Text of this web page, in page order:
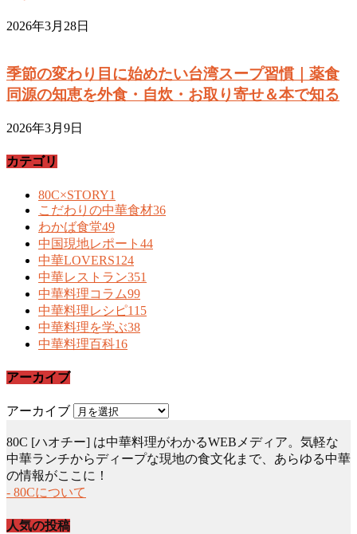
2026年3月28日
季節の変わり目に始めたい台湾スープ習慣｜薬食
同源の知恵を外食・自炊・お取り寄せ＆本で知る
2026年3月9日
カテゴリ
80C×STORY1
こだわりの中華食材36
わかば食堂49
中国現地レポート 44
中華LOVERS124
中華レストラン351
中華料理コラム99
中華料理レシピ115
中華料理を学ぶ38
中華料理百科16
アーカイブ
アーカイブ
80C [ハオチー] は中華料理がわかるWEBメディア。気軽な
中華ランチからディープな現地の食文化まで、あらゆる中華
の情報がここに！
- 80Cについて
人気の投稿